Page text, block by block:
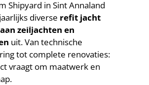
Refit jacht & boot
Jachten en Motorboten
Shipyard in Sint Annaland
diverse refit jacht
zeiljachten en
uit. Van technische
tot complete renovaties:
vraagt om maatwerk en